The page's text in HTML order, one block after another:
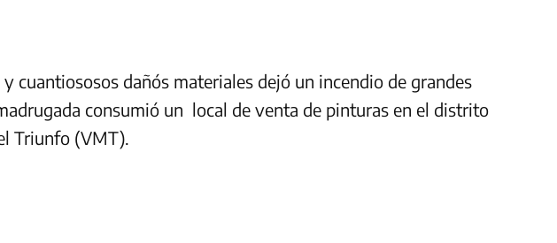
cuantiososos dañós materiales dejó un incendio de grandes
consumió un local de venta de pinturas en el distrito
Triunfo (VMT).